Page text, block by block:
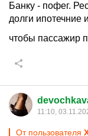
Банку - пофег.
долги ипотечние
чтобы пассажир
11:10,
От пользователя